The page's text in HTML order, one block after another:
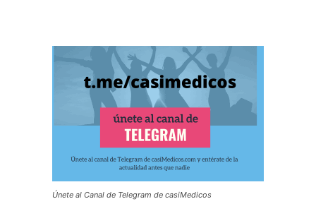
Únete al Canal de Telegram de casiMedicos